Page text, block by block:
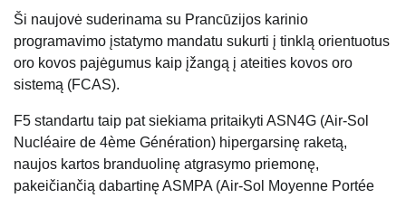
Ši naujovė suderinama su Prancūzijos karinio
programavimo įstatymo mandatu sukurti į tinklą orientuotus
oro kovos pajėgumus kaip įžangą į ateities kovos oro
sistemą (FCAS).
F5 standartu taip pat siekiama pritaikyti ASN4G (Air-Sol
Nucléaire de 4ème Génération) hipergarsinę raketą,
naujos kartos branduolinę atgrasymo priemonę,
pakeičiančią dabartinę ASMPA (Air-Sol Moyenne Portée